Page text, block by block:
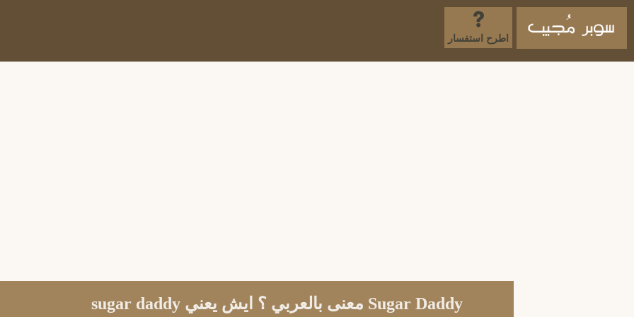
اطرح استفسار
Sugar Daddy معنى بالعربي ؟ ايش يعني sugar daddy